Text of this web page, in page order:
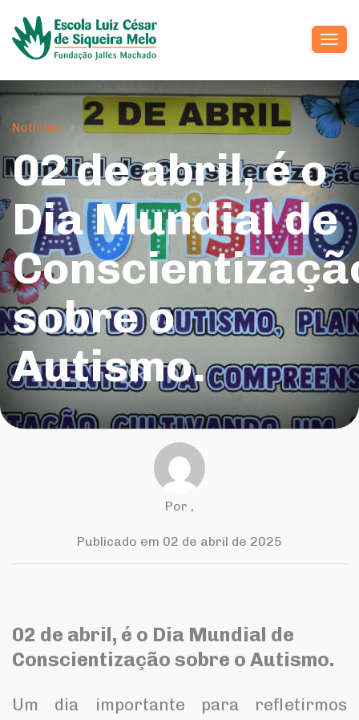
Notícias
02 de abril, é o
Dia Mundial de
sobre o
Autismo.
Por ,
Publicado em 02 de abril de 2025
02 de abril, é o Dia Mundial de
Conscientização sobre o Autismo.
Um dia importante para refletirmos